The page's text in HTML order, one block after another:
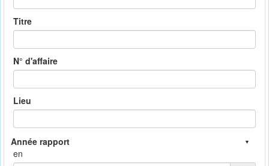
Titre
N° d'affaire
Lieu
en